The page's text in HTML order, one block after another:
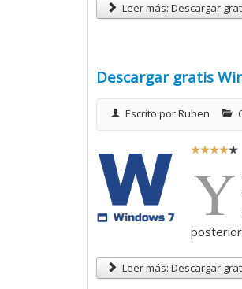
4
5
Leer más: Descargar
Descargar gratis
Escrito porRuben
a
o
4
Y
Leer más: Descargar